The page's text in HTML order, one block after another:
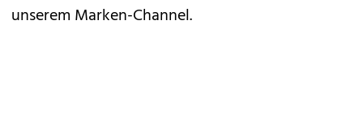
unserem Marken-Channel.